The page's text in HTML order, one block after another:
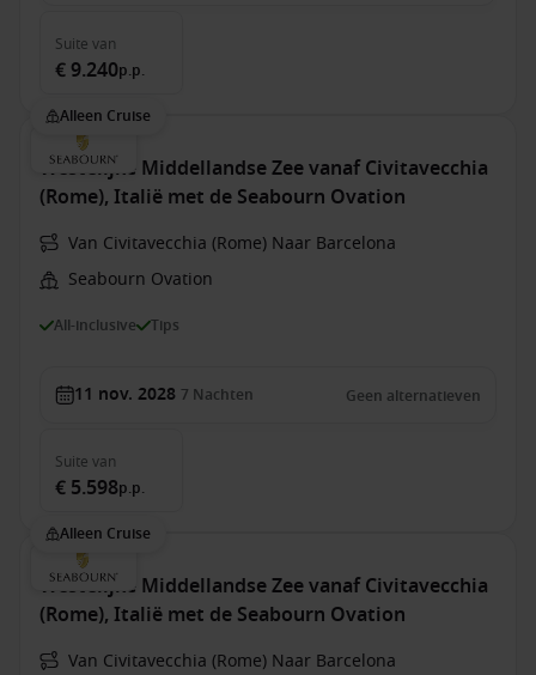
Suite van
€ 9.240p.p.
Alleen Cruise
Westelijke Middellandse Zee vanaf Civitavecchia
(Rome), Italië met de Seabourn Ovation
Van Civitavecchia (Rome) Naar Barcelona
Seabourn Ovation
All-inclusive Tips
11 nov. 2028 7 Nachten Geen alternatieven
Suite van
€ 5.598p.p.
Alleen Cruise
Westelijke Middellandse Zee vanaf Civitavecchia
(Rome), Italië met de Seabourn Ovation
Van Civitavecchia (Rome) Naar Barcelona